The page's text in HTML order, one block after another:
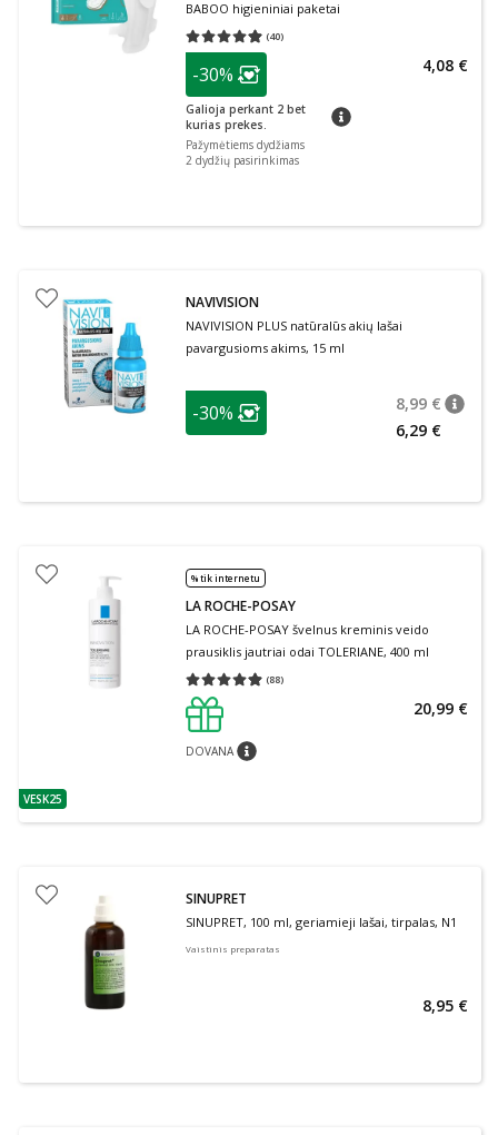
BABOO higieniniai paketai
(40)
Vidutinis įvertinimas 4.95
patarimas
Lojalumo klubo narių nuolaida
-30%
Galioja perkant 2 bet
kurias prekes.
patarimas
4,08 €
Pažymėtiems dydžiams
2 dydžių pasirinkimas
NAVIVISION
NAVIVISION PLUS natūralūs akių lašai
pavargusioms akims, 15 ml
patarimas
Lojalumo klubo narių nuolaida
-30% 8,99 €
6,29 €
patarimas
VESK25
% tik internetu
LA ROCHE-POSAY
LA ROCHE-POSAY švelnus kreminis veido
prausiklis jautriai odai TOLERIANE, 400 ml
(88)
Vidutinis įvertinimas 4.91
DOVANApatarimas
20,99 €
SINUPRET
SINUPRET, 100 ml, geriamieji lašai, tirpalas, N1
Vaistinis preparatas
8,95 €